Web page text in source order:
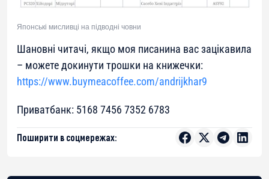
Японські мисливці на підводні човни
Шановні читачі, якщо моя писанина вас зацікавила
– можете докинути трошки на книжечки:
https://www.buymeacoffee.com/andrijkhar9
Приватбанк: 5168 7456 7352 6783
Поширити в соцмережах: